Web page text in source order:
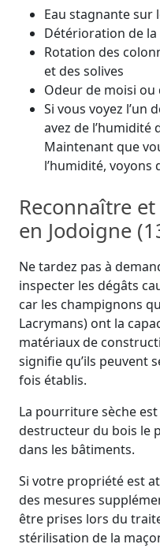
Eau stagnante sur
Détérioration de
Rotation des
et des solives
Odeur de moisi ou
Si vous voyez l’un
avez de l’humidité
Maintenant que
l’humidité, voyons
Reconnaître
en Jodoigne
Ne tardez pas à
inspecter les dégâts
car les champignons
Lacrymans) ont la
matériaux de
signifie qu’ils peuvent
fois établis.
La pourriture sèche
destructeur du bois le
dans les bâtiments.
Si votre propriété est
des mesures
être prises lors du
stérilisation de la